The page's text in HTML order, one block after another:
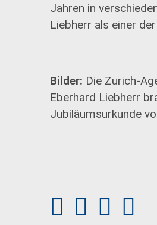
Jahren in
Liebherr als einer
Bilder: Die Zurich-
Eberhard Liebherr
Jubiläumsurkunde